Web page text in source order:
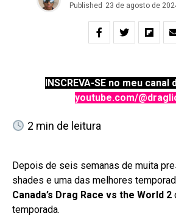
Published 23 de agosto de
INSCREVA-SE no meu canal
youtube.com/
2 min de leitura
Depois de seis semanas de muita
shades e uma das melhores
Canada’s Drag Race vs the World 2
temporada.